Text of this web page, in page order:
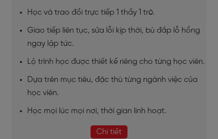
Học và trao đổi trực tiếp 1 thầy 1 trò.
Giao tiếp liên tục, sửa lỗi kịp thời, bù đắp lỗ hổng
ngay lập tức.
Lộ trình học được thiết kế riêng cho từng học viên.
Dựa trên mục tiêu, đặc thù từng ngành việc của
học viên.
Học mọi lúc mọi nơi, thời gian linh hoạt.
Chi tiết